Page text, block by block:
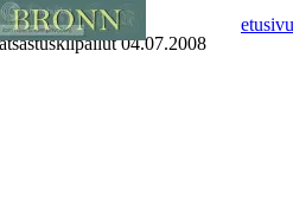
etusivu
04.07.2008